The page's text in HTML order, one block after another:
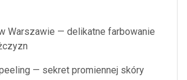
Warszawie — delikatne farbowanie
— sekret promiennej skóry